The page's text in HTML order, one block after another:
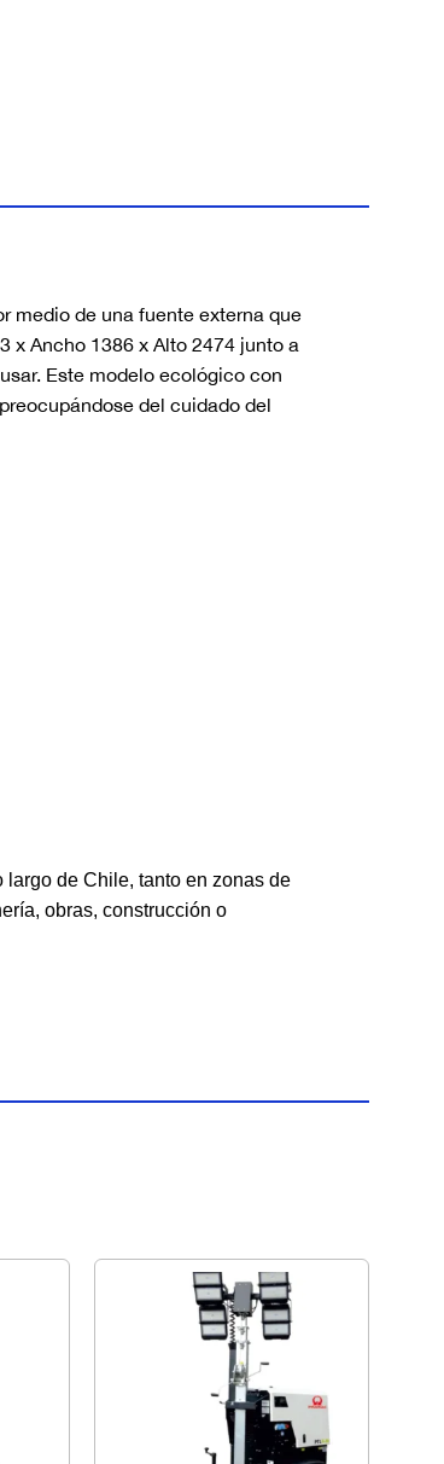
medio de una fuente externa que
x Ancho 1386 x Alto 2474 junto a
Este modelo ecológico con
del cuidado del
de Chile, tanto en zonas de
obras, construcción o